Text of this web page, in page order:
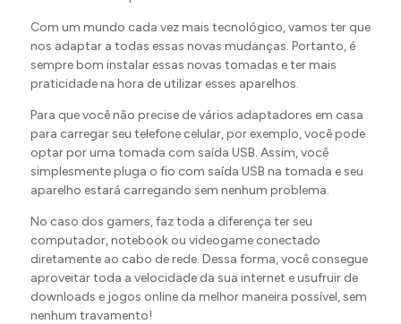
quem busca por praticidade e quer carregar seus
aparelhos celulares e outros gadgets de maneira mais
simples, sem precisar de adaptadores.
São várias as opções de tomadas e interruptores
disponíveis aqui para você levar para casa aquele que
você precisa. Coloque diferentes tomadas em diferentes
cômodos e adapte suas necessidades para cada
cantinho!
Encontre também: placas e suportes para
tomadas e interruptores
Além das tomadas e interruptores, é claro que você
também vai precisar do suporte para elas, não é
verdade? Mas pode ficar tranquila, pois aqui na lojasmel
Com um mundo cada vez mais tecnológico, vamos ter que
nos adaptar a todas essas novas mudanças. Portanto, é
sempre bom instalar essas novas tomadas e ter mais
praticidade na hora de utilizar esses aparelhos.
Para que você não precise de vários adaptadores em casa
para carregar seu telefone celular, por exemplo, você pode
optar por uma tomada com saída USB. Assim, você
simplesmente pluga o fio com saída USB na tomada e seu
aparelho estará carregando sem nenhum problema.
No caso dos gamers, faz toda a diferença ter seu
computador, notebook ou videogame conectado
diretamente ao cabo de rede. Dessa forma, você consegue
aproveitar toda a velocidade da sua internet e usufruir de
downloads e jogos online da melhor maneira possível, sem
nenhum travamento!